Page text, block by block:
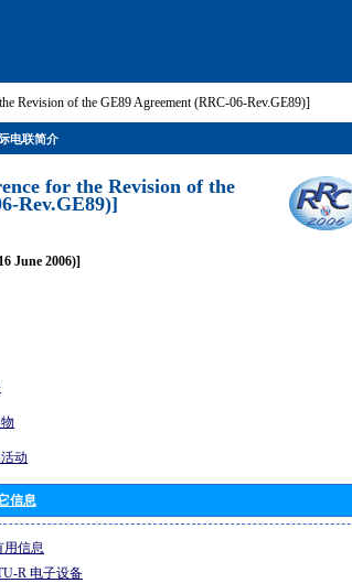
Revision of the GE89 Agreement (RRC-06-Rev.GE89)]
for the Revision of the
Rev.GE89)]
June 2006)]
动
信息
用信息
R 电子设备
电联简介